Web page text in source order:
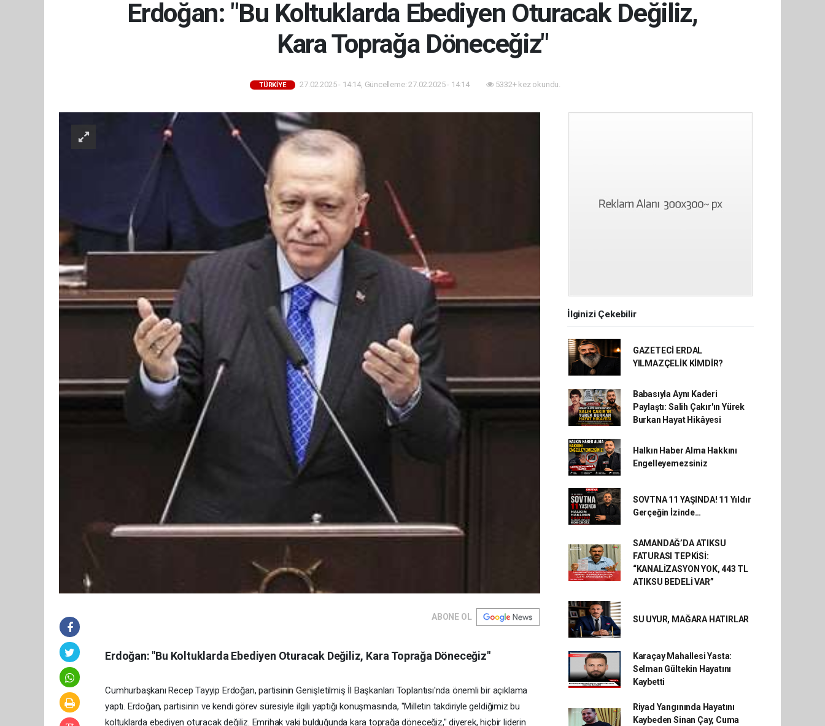
Erdoğan: "Bu Koltuklarda Ebediyen Oturacak Değiliz,
Kara Toprağa Döneceğiz"
TÜRKİYE 27.02.2025 - 14:14, Güncelleme: 27.02.2025 - 14:14 5332+ kez okundu.
ABONE OL
Erdoğan: "Bu Koltuklarda Ebediyen Oturacak Değiliz, Kara Toprağa Döneceğiz"
Cumhurbaşkanı Recep Tayyip Erdoğan, partisinin Genişletilmiş İl Başkanları Toplantısı'nda önemli bir açıklama
yaptı. Erdoğan, partisinin ve kendi görev süresiyle ilgili yaptığı konuşmasında, "Milletin takdiriyle geldiğimiz bu
koltuklarda ebediyen oturacak değiliz. Emrihak vaki bulduğunda kara toprağa döneceğiz," diyerek, hiçbir liderin
İlginizi Çekebilir
GAZETECİ ERDAL
YILMAZÇELİK KİMDİR?
Babasıyla Aynı Kaderi
Paylaştı: Salih Çakır'ın Yürek
Burkan Hayat Hikâyesi
Halkın Haber Alma Hakkını
Engelleyemezsiniz
SOVTNA 11 YAŞINDA! 11 Yıldır
Gerçeğin İzinde…
SAMANDAĞ’DA ATIKSU
FATURASI TEPKİSİ:
“KANALİZASYON YOK, 443 TL
ATIKSU BEDELİ VAR”
SU UYUR, MAĞARA HATIRLAR
Karaçay Mahallesi Yasta:
Selman Gültekin Hayatını
Kaybetti
Riyad Yangınında Hayatını
Kaybeden Sinan Çay, Cuma